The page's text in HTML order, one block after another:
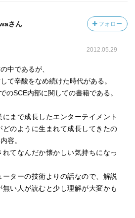
さん フォロー
2012.05.29
中であるが、
て辛酸をなめ続けた時代がある。
のSCE内部に関しての書籍である。
まで成長したエンターテイメント
どのように生まれて成長してきたの
容。
てなんだか懐かしい気持ちになっ
ターの技術よりの話なので、解説
い人が読むと少し理解が大変かも